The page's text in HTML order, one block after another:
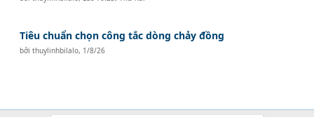
Tiêu chuẩn chọn công tắc dòng chảy đồng
bởithuylinhbilalo, 1/8/26